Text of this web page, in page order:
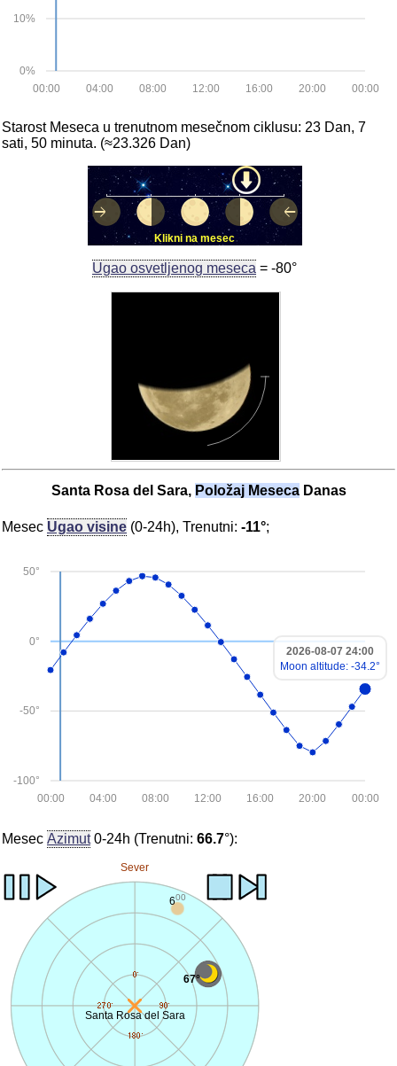
0%
10%
00:00
20:00
16:00
12:00
08:00
04:00
00:00
Starost Meseca u trenutnom mesečnom ciklusu: 23 Dan, 7
sati, 50 minuta. (≈23.326 Dan)
Klikni na mesec
Ugao osvetljenog meseca = -80°
Santa Rosa del Sara, Položaj MesecaDanas
Mesec Ugao visine (0-24h), Trenutni: -11°;
-100°
-50°
0°
50°
00:00
20:00
16:00
12:00
08:00
04:00
00:00
2026-08-07 24:00
Moon altitude: -34.2°
Mesec Azimut0-24h (Trenutni: 66.7°):
Sever
Santa Rosa del Sara
600
67°